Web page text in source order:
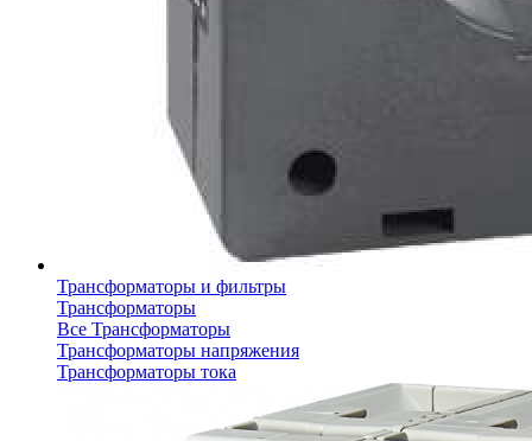
Трансформаторы и фильтры
Трансформаторы
Все Трансформаторы
Трансформаторы напряжения
Трансформаторы тока